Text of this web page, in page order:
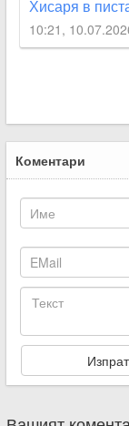
Хисаря в
10:21,
Коментари